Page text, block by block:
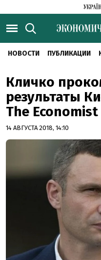
НОВОСТИ ПУБЛИКАЦИИ
Кличко
результаты
The Economist
14 АВГУСТА 2018, 14:10